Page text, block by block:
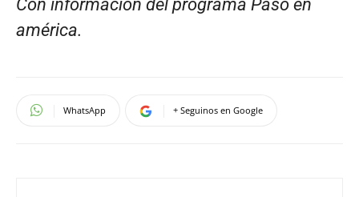
Con información del programa Pasó en
américa.
WhatsApp + Seguinos en Google